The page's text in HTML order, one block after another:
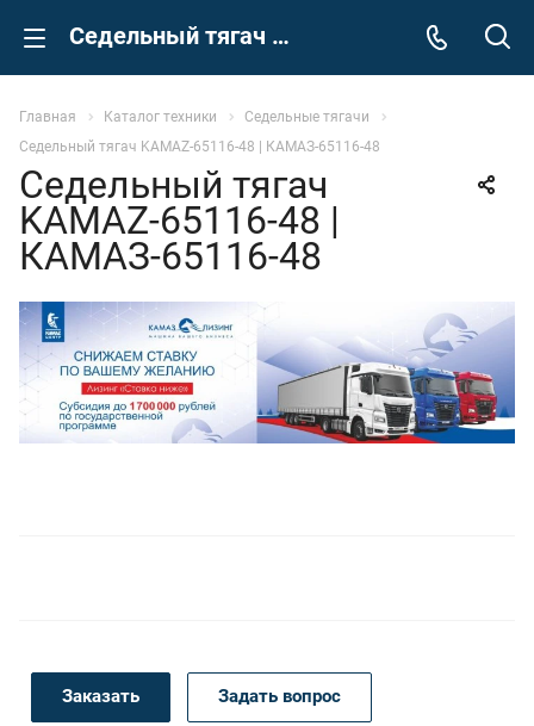
Седельный тягач KAMAZ-65116-48 | КАМАЗ-65116-48
Главная Каталог техники
Седельные тягачи
Седельный тягач KAMAZ-65116-48 | КАМАЗ-65116-48
Седельный тягач
KAMAZ-65116-48 |
КАМАЗ-65116-48
Заказать Задать вопрос